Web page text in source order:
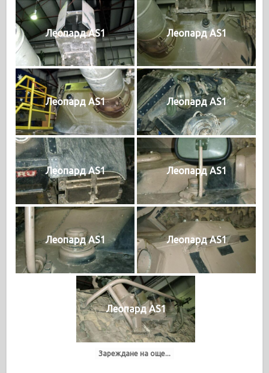
Леопард AS1 Леопард AS1
Леопард AS1 Леопард AS1
Леопард AS1 Леопард AS1
Леопард AS1 Леопард AS1
Леопард AS1
Зареждане на още...